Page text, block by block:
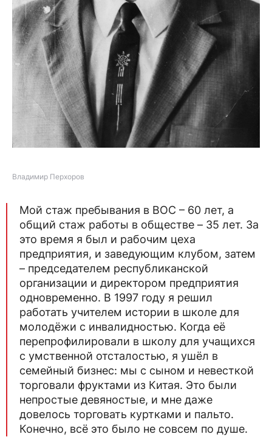
Владимир Перхоров
Мой стаж пребывания в ВОС – 60 лет, а
общий стаж работы в обществе – 35 лет. За
это время я был и рабочим цеха
предприятия, и заведующим клубом, затем
– председателем республиканской
организации и директором предприятия
одновременно. В 1997 году я решил
работать учителем истории в школе для
молодёжи с инвалидностью. Когда её
перепрофилировали в школу для учащихся
с умственной отсталостью, я ушёл в
семейный бизнес: мы с сыном и невесткой
торговали фруктами из Китая. Это были
непростые девяностые, и мне даже
довелось торговать куртками и пальто.
Конечно, всё это было не совсем по душе.